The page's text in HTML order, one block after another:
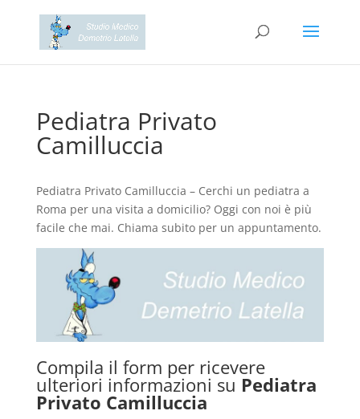
Pediatra Privato
Camilluccia
Pediatra Privato Camilluccia – Cerchi un pediatra a
Roma per una visita a domicilio? Oggi con noi è più
facile che mai. Chiama subito per un appuntamento.
Compila il form per ricevere
ulteriori informazioni su Pediatra
Privato Camilluccia